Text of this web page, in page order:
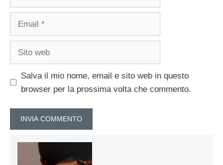
Salva il mio nome, email e sito web in questo
browser per la prossima volta che commento.